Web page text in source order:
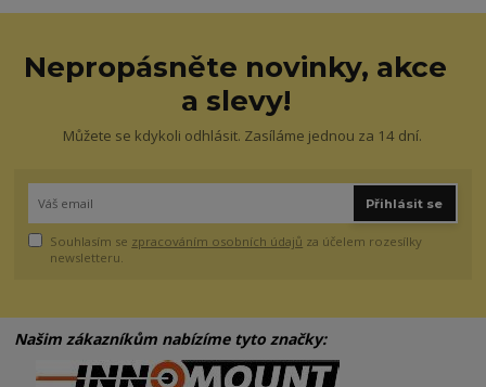
Nepropásněte novinky, akce
a slevy!
Můžete se kdykoli odhlásit. Zasíláme jednou za 14 dní.
Přihlásit se
Souhlasím se zpracováním osobních údajů za účelem rozesílky
newsletteru.
Našim zákazníkům nabízíme tyto značky: